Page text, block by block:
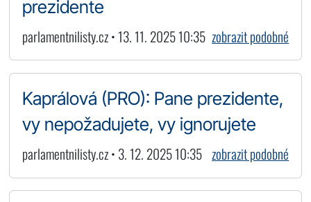
prezidente
parlamentnilisty.cz • 13. 11. 2025 10:35 zobrazit podobné
Kaprálová (PRO): Pane prezidente,
vy nepožadujete, vy ignorujete
parlamentnilisty.cz • 3. 12. 2025 10:35 zobrazit podobné